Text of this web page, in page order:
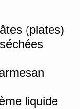
(plates)
liquide